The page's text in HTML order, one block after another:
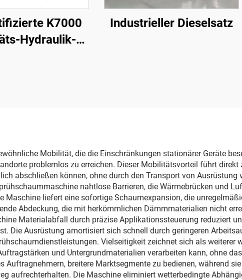
K7000
Hydraulik-
Industrieller Dieselsatz
Mobilität, die die Einschränkungen stationärer Geräte
problemlos zu erreichen. Dieser Mobilitätsvorteil führt
abschließen können, ohne durch den Transport von Ausrüstung
nahtlose Barrieren, die Wärmebrücken und
Maschine liefert eine sofortige Schaumexpansion, die
Abdeckung, die mit herkömmlichen Dämmmaterialien nicht
Materialabfall durch präzise Applikationssteuerung reduziert
Die Ausrüstung amortisiert sich schnell durch geringeren
Vielseitigkeit zeichnet sich als weiterer
und Untergrundmaterialien verarbeiten kann, ohne
breitere Marktsegmente zu bedienen, während
aufrechterhalten. Die Maschine eliminiert wetterbedingte